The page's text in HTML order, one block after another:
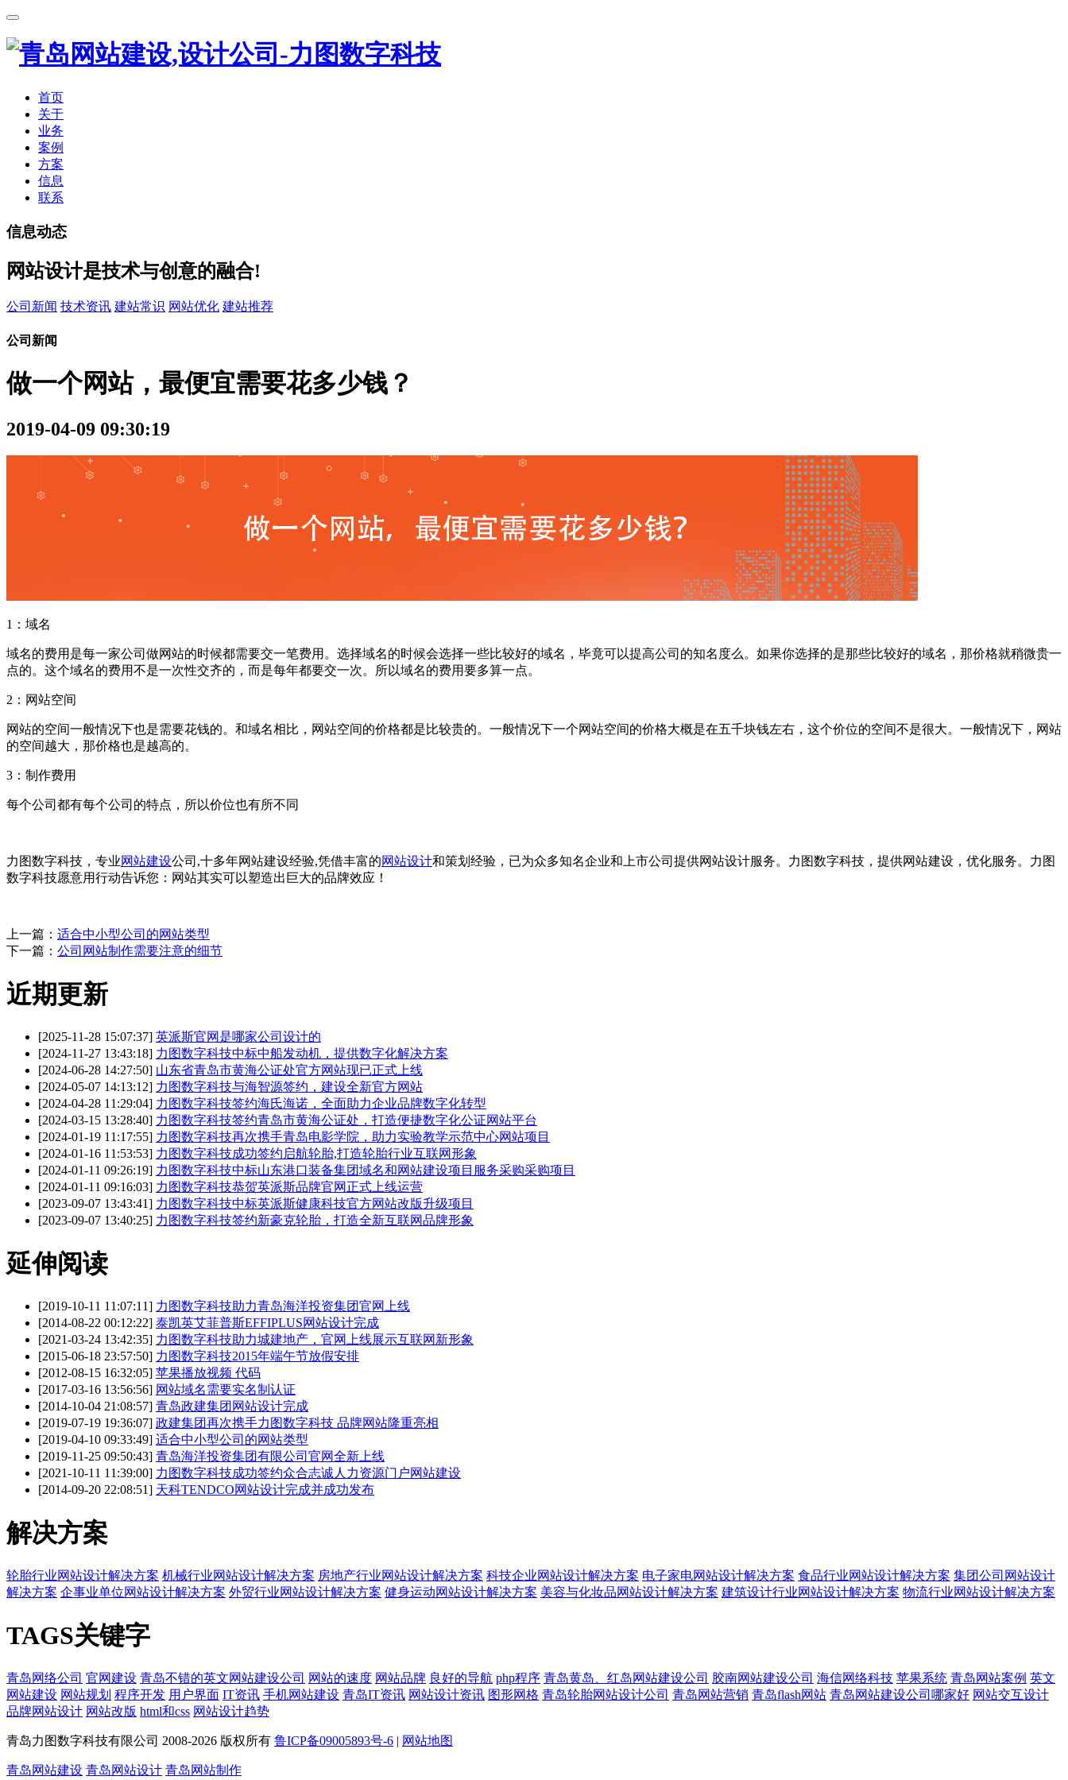
首页
关于
业务
案例
方案
信息
联系
信息动态
网站设计是技术与创意的融合!
公司新闻 技术资讯 建站常识 网站优化 建站推荐
公司新闻
做一个网站，最便宜需要花多少钱？
2019-04-09 09:30:19
1：域名
域名的费用是每一家公司做网站的时候都需要交一笔费用。选择域名的时候会选择一些比较好的域名，毕竟可以提高公司的知名度么。如果你选择的是那些比较好的域名，那价格就稍微贵一
点的。这个域名的费用不是一次性交齐的，而是每年都要交一次。所以域名的费用要多算一点。
2：网站空间
网站的空间一般情况下也是需要花钱的。和域名相比，网站空间的价格都是比较贵的。一般情况下一个网站空间的价格大概是在五千块钱左右，这个价位的空间不是很大。一般情况下，网站
的空间越大，那价格也是越高的。
3：制作费用
每个公司都有每个公司的特点，所以价位也有所不同
力图数字科技，专业网站建设公司,十多年网站建设经验,凭借丰富的网站设计和策划经验，已为众多知名企业和上市公司提供网站设计服务。力图数字科技，提供网站建设，优化服务。力图
数字科技愿意用行动告诉您：网站其实可以塑造出巨大的品牌效应！
上一篇： 适合中小型公司的网站类型
下一篇： 公司网站制作需要注意的细节
近期更新
[2025-11-28 15:07:37] 英派斯官网是哪家公司设计的
[2024-11-27 13:43:18] 力图数字科技中标中船发动机，提供数字化解决方案
[2024-06-28 14:27:50] 山东省青岛市黄海公证处官方网站现已正式上线
[2024-05-07 14:13:12] 力图数字科技与海智源签约，建设全新官方网站
[2024-04-28 11:29:04] 力图数字科技签约海氏海诺，全面助力企业品牌数字化转型
[2024-03-15 13:28:40] 力图数字科技签约青岛市黄海公证处，打造便捷数字化公证网站平台
[2024-01-19 11:17:55] 力图数字科技再次携手青岛电影学院，助力实验教学示范中心网站项目
[2024-01-16 11:53:53] 力图数字科技成功签约启航轮胎,打造轮胎行业互联网形象
[2024-01-11 09:26:19] 力图数字科技中标山东港口装备集团域名和网站建设项目服务采购采购项目
[2024-01-11 09:16:03] 力图数字科技恭贺英派斯品牌官网正式上线运营
[2023-09-07 13:43:41] 力图数字科技中标英派斯健康科技官方网站改版升级项目
[2023-09-07 13:40:25] 力图数字科技签约新豪克轮胎，打造全新互联网品牌形象
延伸阅读
[2019-10-11 11:07:11] 力图数字科技助力青岛海洋投资集团官网上线
[2014-08-22 00:12:22] 泰凯英艾菲普斯EFFIPLUS网站设计完成
[2021-03-24 13:42:35] 力图数字科技助力城建地产，官网上线展示互联网新形象
[2015-06-18 23:57:50] 力图数字科技2015年端午节放假安排
[2012-08-15 16:32:05] 苹果播放视频 代码
[2017-03-16 13:56:56] 网站域名需要实名制认证
[2014-10-04 21:08:57] 青岛政建集团网站设计完成
[2019-07-19 19:36:07] 政建集团再次携手力图数字科技 品牌网站隆重亮相
[2019-04-10 09:33:49] 适合中小型公司的网站类型
[2019-11-25 09:50:43] 青岛海洋投资集团有限公司官网全新上线
[2021-10-11 11:39:00] 力图数字科技成功签约众合志诚人力资源门户网站建设
[2014-09-20 22:08:51] 天科TENDCO网站设计完成并成功发布
解决方案
轮胎行业网站设计解决方案 机械行业网站设计解决方案 房地产行业网站设计解决方案 科技企业网站设计解决方案 电子家电网站设计解决方案 食品行业网站设计解决方案 集团公司网站设计
解决方案 企事业单位网站设计解决方案 外贸行业网站设计解决方案 健身运动网站设计解决方案 美容与化妆品网站设计解决方案 建筑设计行业网站设计解决方案 物流行业网站设计解决方案
TAGS关键字
青岛网络公司 官网建设 青岛不错的英文网站建设公司 网站的速度 网站品牌 良好的导航 php程序 青岛黄岛、红岛网站建设公司 胶南网站建设公司 海信网络科技 苹果系统 青岛网站案例 英文
网站建设 网站规划 程序开发 用户界面 IT资讯 手机网站建设 青岛IT资讯 网站设计资讯 图形网格 青岛轮胎网站设计公司 青岛网站营销 青岛flash网站 青岛网站建设公司哪家好 网站交互设计
品牌网站设计 网站改版 html和css 网站设计趋势
青岛力图数字科技有限公司 2008-2026 版权所有 鲁ICP备09005893号-6 | 网站地图
青岛网站建设 青岛网站设计 青岛网站制作